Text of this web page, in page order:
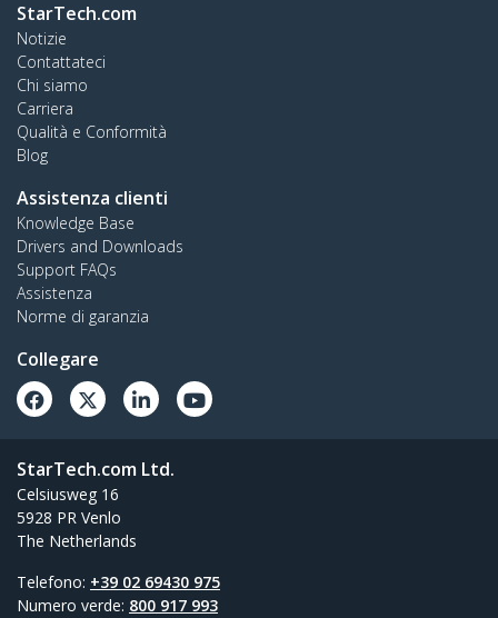
StarTech.com
Notizie
Contattateci
Chi siamo
Carriera
Qualità e Conformità
Blog
Assistenza clienti
Knowledge Base
Drivers and Downloads
Support FAQs
Assistenza
Norme di garanzia
Collegare
StarTech.com Ltd.
Celsiusweg 16
5928 PR Venlo
The Netherlands
Telefono: +39 02 69430 975
Numero verde: 800 917 993